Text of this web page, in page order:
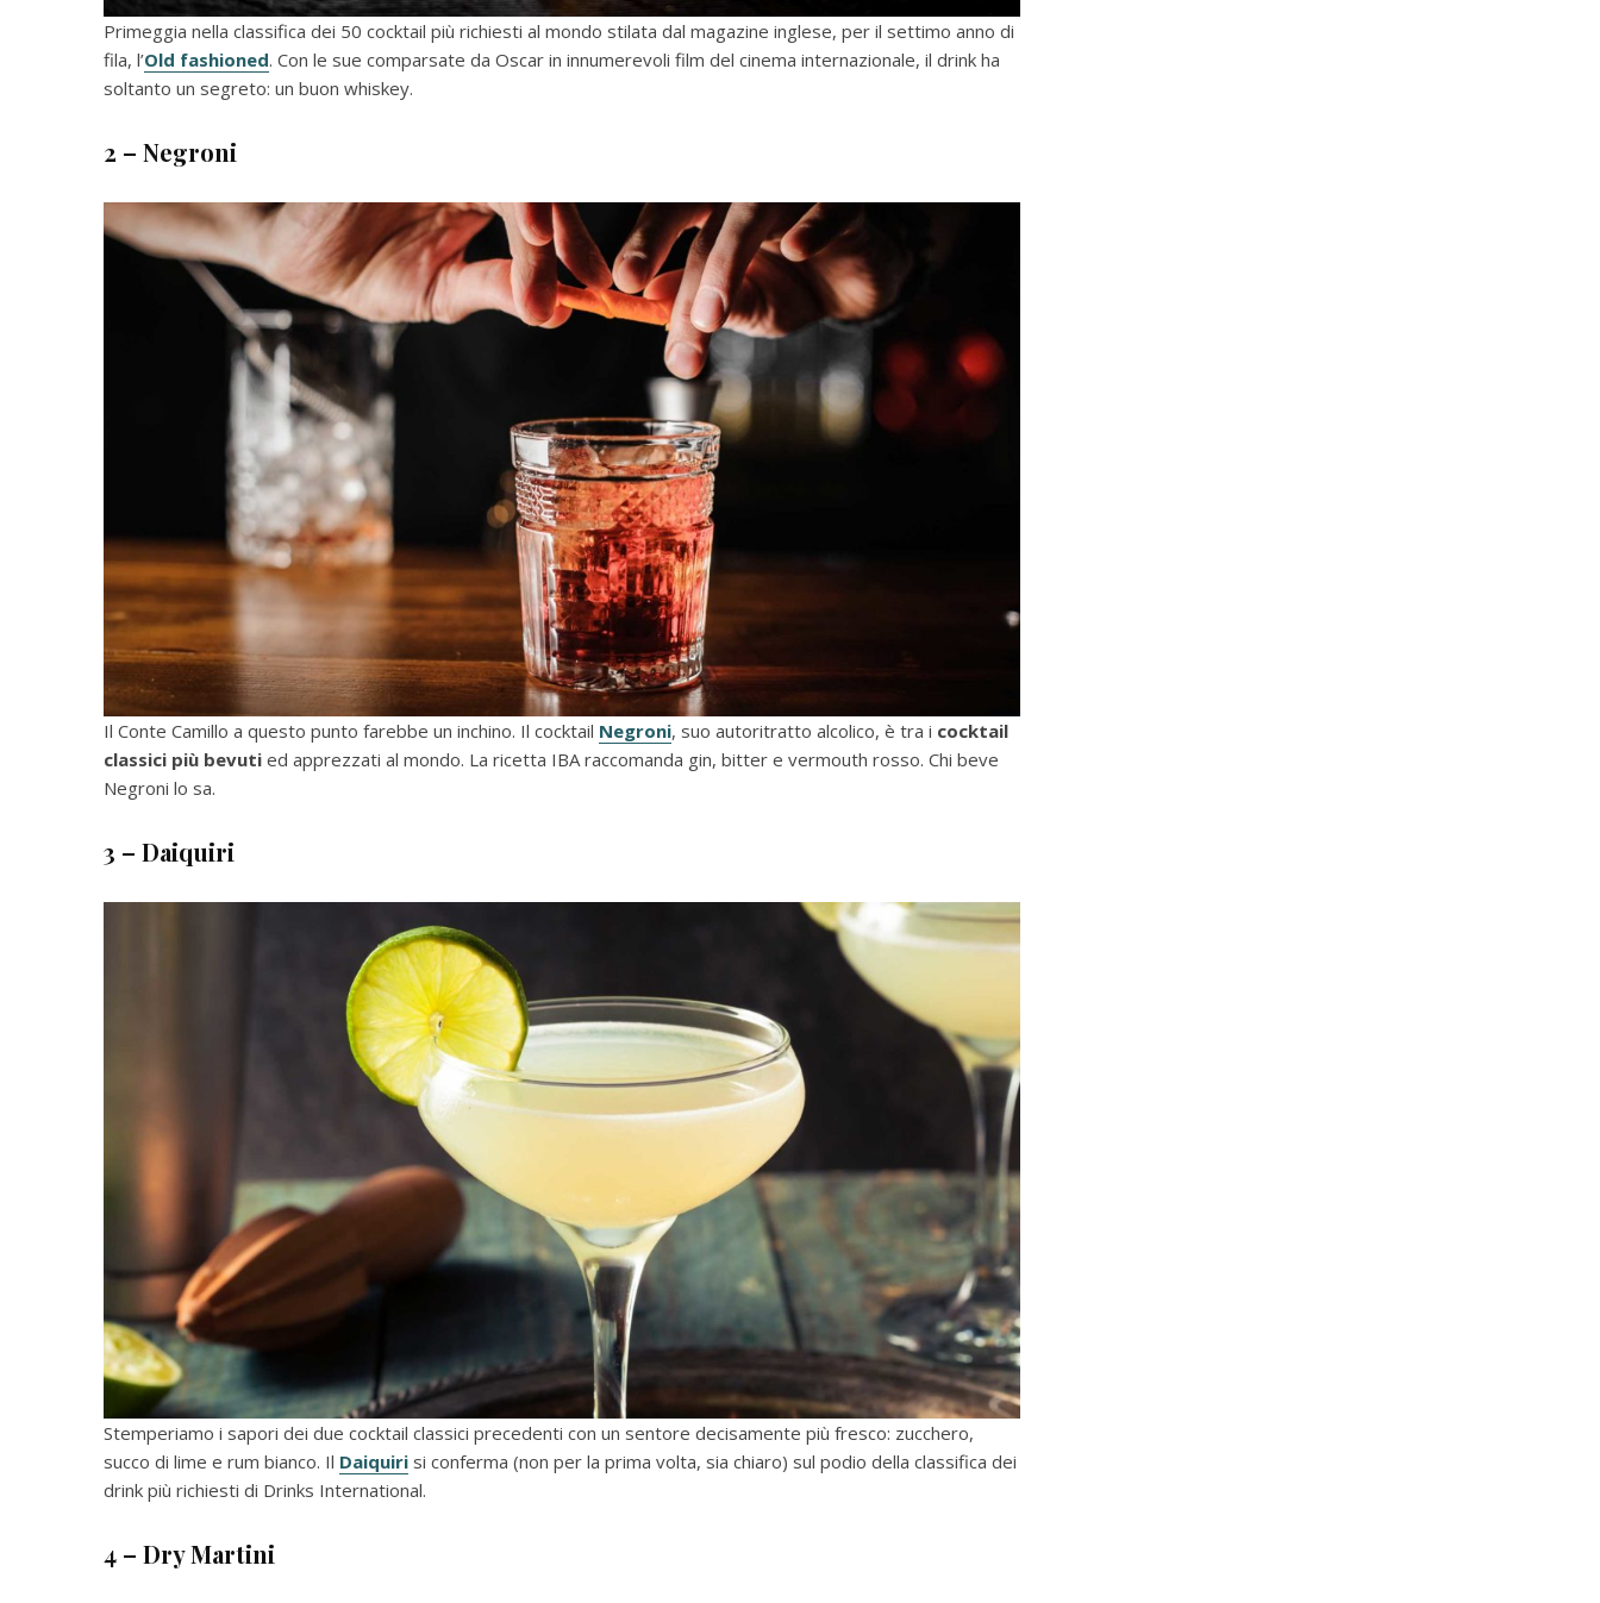
Primeggia nella classifica dei 50 cocktail più richiesti al mondo stilata dal magazine inglese, per il settimo anno di
fila, l’Old fashioned. Con le sue comparsate da Oscar in innumerevoli film del cinema internazionale, il drink ha
soltanto un segreto: un buon whiskey.
2 – Negroni
Il Conte Camillo a questo punto farebbe un inchino. Il cocktail Negroni, suo autoritratto alcolico, è tra i cocktail
classici più bevuti ed apprezzati al mondo. La ricetta IBA raccomanda gin, bitter e vermouth rosso. Chi beve
Negroni lo sa.
3 – Daiquiri
Stemperiamo i sapori dei due cocktail classici precedenti con un sentore decisamente più fresco: zucchero,
succo di lime e rum bianco. Il Daiquiri si conferma (non per la prima volta, sia chiaro) sul podio della classifica dei
drink più richiesti di Drinks International.
4 – Dry Martini